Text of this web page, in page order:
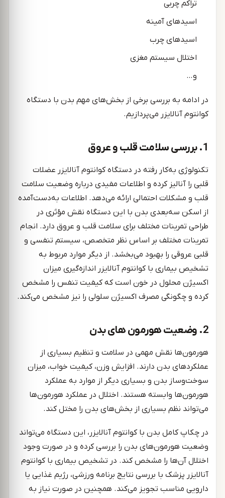
تراکم چربی
اسیدهای آمینه
اسیدهای چرب
اختلال سیستم مغزی
و…
در ادامه به بررسی برخی از بخش‌های مهم بدن با دستگاه
کوانتوم آنالایزر می‌پردازیم.
1. بررسی سلامت قلب و عروق
تکنولوژی به‌کار رفته در دستگاه کوانتوم آنالایزر عضلات
قلبی را آنالیز کرده و اطلاعات مفیدی درباره وضعیت سلامت
قلب و مشکلات احتمالی ارائه می‌دهد. اطلاعات به‌دست‌آمده
از اسکن سه‌بعدی بدن با این دستگاه نقش مؤثری در
طراحی تمرینات مختلف برای سلامت قلب و عروق دارد. انجام
تمرینات مختلف بر اساس نظر متخصص، سیستم تنفسی و
قلبی عروقی را بهبود می‌بخشد. از دیگر موارد مربوط به
تشخیص بیماری با کوانتوم آنالایزر اندازه‌گیری میزان
اکسیژن محلول در خون است که کیفیت تنفس را مشخص
کرده و چگونگی مصرف اکسیژن سلولی را نیز مشخص می‌کند.
2. وضعیت هورمون های بدن
هورمون‌ها نقش مهمی در سلامت و تنظیم بسیاری از
عملکردهای بدن دارند. افزایش وزن، کیفیت خواب، میزان
سوخت‌وساز بدن و بسیاری دیگر از موارد به عملکرد
هورمون‌ها وابسته هستند. اختلال در عملکرد هورمون‌ها
می‌تواند نظم بسیاری از بخش‌های بدن را مختل کند.
در چکاپ کامل بدن با کوانتوم آنالایزر، این دستگاه می‌تواند
وضعیت هورمون‌های بدن را بررسی کرده و در صورت وجود
اختلال آن‌ها را مشخص کند. در تشخیص بیماری با کوانتوم
آنالایزر پزشک با بررسی نتایج برنامه ورزشی، رژیم غذایی یا
دارویی مناسب تجویز می‌کند. همچنین در صورت نیاز به